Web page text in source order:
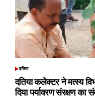
POSTED
दतिया
दतिया कलेक्टर ने मत्स्य
दिया पर्यावरण संरक्षण का